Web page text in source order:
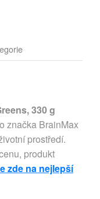
330 g
značka BrainMax
prostředí.
produkt
zde na nejlepší